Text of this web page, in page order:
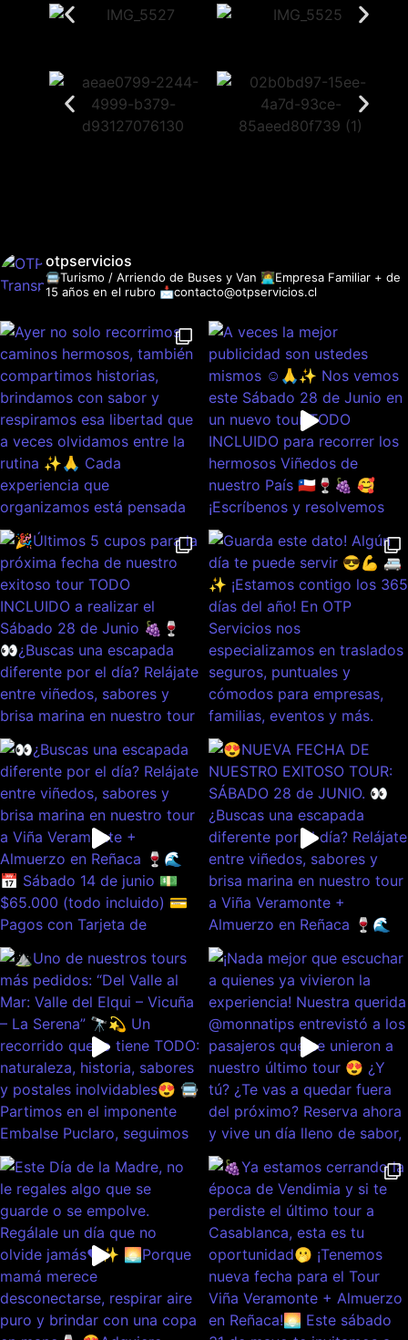
otpservicios
🚍Turismo / Arriendo de Buses y Van 👩‍💻Empresa Familiar + de
15 años en el rubro 📩contacto@otpservicios.cl